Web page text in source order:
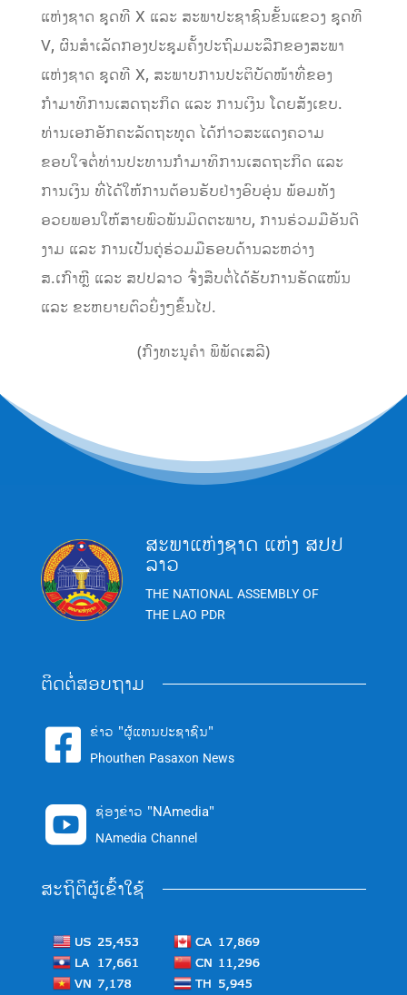
ແຫ່ງຊາດ ຊຸດທີ X ແລະ ສະພາປະຊາຊົນຂັ້ນແຂວງ ຊຸດທີ
V, ຜົນສໍາເລັດກອງປະຊຸມຄັ້ງປະຖົມມະລືກຂອງສະພາ
ແຫ່ງຊາດ ຊຸດທີ X, ສະພາບການປະຕິບັດໜ້າທີ່ຂອງ
ກຳມາທິການເສດຖະກິດ ແລະ ການເງິນ ໂດຍສັງເຂບ.
ທ່ານເອກອັກຄະລັດຖະທູດ ໄດ້ກ່າວສະແດງຄວາມ
ຂອບໃຈຕໍ່ທ່ານປະທານກຳມາທິການເສດຖະກິດ ແລະ
ການເງິນ ທີ່ໄດ້ໃຫ້ການຕ້ອນຮັບຢ່າງອົບອຸ່ນ ພ້ອມທັງ
ອວຍພອນໃຫ້ສາຍພົວພັນມິດຕະພາບ, ການຮ່ວມມືອັນດີ
ງາມ ແລະ ການເປັນຄູ່ຮ່ວມມືຮອບດ້ານລະຫວ່າງ
ສ.ເກົາຫຼີ ແລະ ສປປລາວ ຈົ່ງສືບຕໍ່ໄດ້ຮັບການຮັດແໜ້ນ
ແລະ ຂະຫຍາຍຕົວຍິ່ງໆຂຶ້ນໄປ.
(ກົງທະນູຄຳ ພິພັດເສລີ)
ສະພາແຫ່ງຊາດ ແຫ່ງ ສປປ
ລາວ
THE NATIONAL ASSEMBLY OF
THE LAO PDR
ຕິດຕໍ່ສອບຖາມ
 ຂ່າວ "ຜູ້ແທນປະຊາຊົນ"
Phouthen Pasaxon News
 ຊ່ອງຂ່າວ "NAmedia"
NAmedia Channel
ສະຖິຕິຜູ້ເຂົ້າໃຊ້